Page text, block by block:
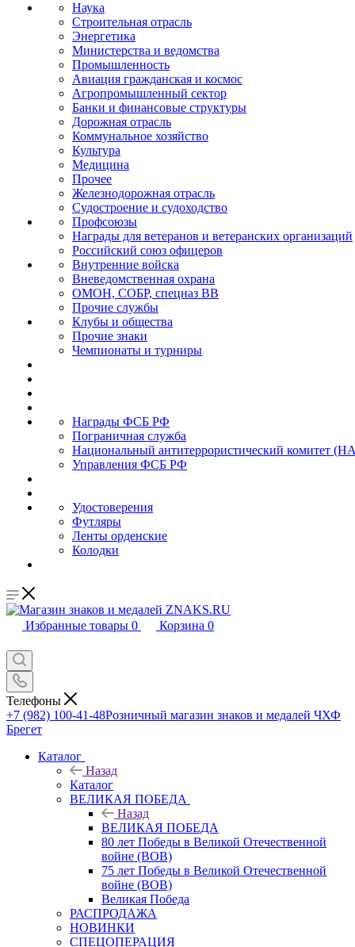
Наука
Строительная отрасль
Энергетика
Министерства и ведомства
Промышленность
Авиация гражданская и космос
Агропромышленный сектор
Банки и финансовые структуры
Дорожная отрасль
Коммунальное хозяйство
Культура
Медицина
Прочее
Железнодорожная отрасль
Судостроение и судоходство
Профсоюзы
Награды для ветеранов и ветеранских организаций
Российский союз офицеров
Внутренние войска
Вневедомственная охрана
ОМОН, СОБР, спецназ ВВ
Прочие службы
Клубы и общества
Прочие знаки
Чемпионаты и турниры
Награды ФСБ РФ
Пограничная служба
Национальный антитеррористический комитет
Управления ФСБ РФ
Удостоверения
Футляры
Ленты орденские
Колодки
Избранные товары 0 Корзина 0
Телефоны
+7 (982) 100-41-48Розничный магазин знаков и медалей ЧХФ
Брегет
Каталог
Назад
Каталог
ВЕЛИКАЯ ПОБЕДА
Назад
ВЕЛИКАЯ ПОБЕДА
80 лет Победы в Великой Отечественной
войне (ВОВ)
75 лет Победы в Великой Отечественной
войне (ВОВ)
Великая Победа
РАСПРОДАЖА
НОВИНКИ
СПЕЦОПЕРАЦИЯ